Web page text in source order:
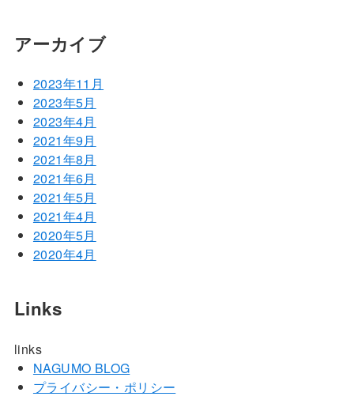
アーカイブ
2023年11月
2023年5月
2023年4月
2021年9月
2021年8月
2021年6月
2021年5月
2021年4月
2020年5月
2020年4月
Links
links
NAGUMO BLOG
プライバシー・ポリシー